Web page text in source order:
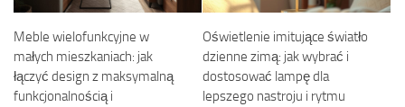
Meble wielofunkcyjne w
małych mieszkaniach: jak
łączyć design z maksymalną
funkcjonalnością i
Oświetlenie imitujące światło
dzienne zimą: jak wybrać i
dostosować lampę dla
lepszego nastroju i rytmu